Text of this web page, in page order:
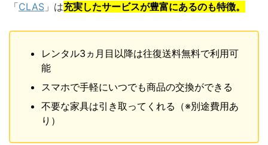
「CLAS 」は充実したサービスが豊富にあるのも特徴。
レンタル3ヵ月目以降は往復送料無料で利用可
能
スマホで手軽にいつでも商品の交換ができる
不要な家具は引き取ってくれる（※別途費用あ
り）